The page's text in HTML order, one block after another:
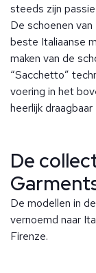
steeds zijn passie.
De schoenen
beste Italiaanse
maken van de
“Sacchetto”
voering in het
heerlijk
De
De modellen in
vernoemd naar
Firenze.